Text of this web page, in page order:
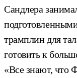
Сандлера
трамплин для
готовить к
«Все знают, что